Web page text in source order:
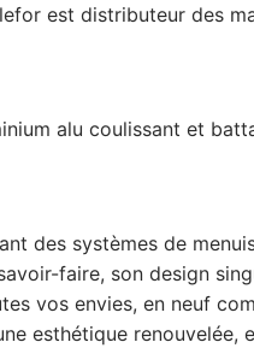
est distributeur des
alu coulissant et
des systèmes de
faire, son design
vos envies, en neuf
esthétique